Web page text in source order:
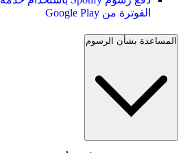
الفوترة من Google Play
المساعدة بشأن الرسوم